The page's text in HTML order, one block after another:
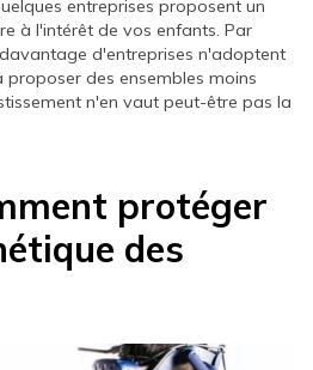
entreprises proposent un
à l'intérêt de vos enfants. Par
d'entreprises n'adoptent
des ensembles moins
n'en vaut peut-être pas la
protéger
des